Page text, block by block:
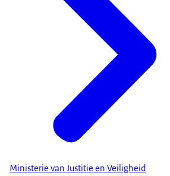
Ministerie van Justitie en Veiligheid